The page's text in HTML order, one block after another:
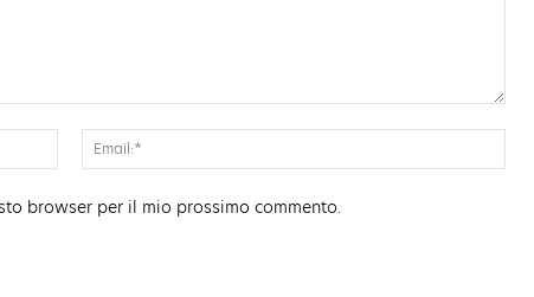
Nome:*
browser per il mio prossimo commento.